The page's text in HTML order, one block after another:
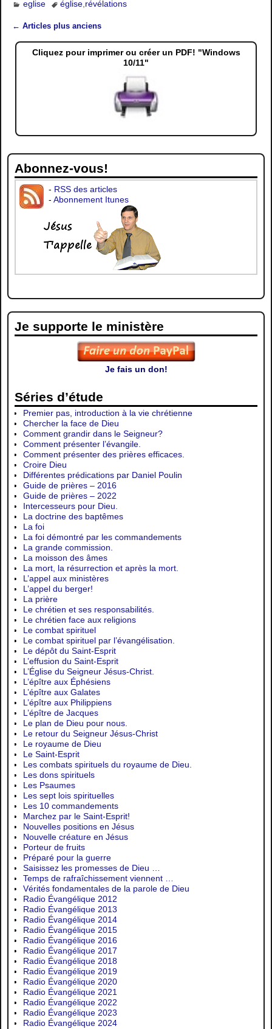
eglise église,révélations
← Articles plus anciens
Cliquez pour imprimer ou créer un PDF! "Windows
10/11"
Abonnez-vous!
- RSS des articles
-Abonnement Itunes
Je supporte le ministère
Je fais un don!
Séries d’étude
Premier pas, introduction à la vie chrétienne
Chercher la face de Dieu
Comment grandir dans le Seigneur?
Comment présenter l’évangile.
Comment présenter des prières efficaces.
Croire Dieu
Différentes prédications par Daniel Poulin
Guide de prières – 2016
Guide de prières – 2022
Intercesseurs pour Dieu.
La doctrine des baptêmes
La foi
La foi démontré par les commandements
La grande commission.
La moisson des âmes
La mort, la résurrection et après la mort.
L’appel aux ministères
L’appel du berger!
La prière
Le chrétien et ses responsabilités.
Le chrétien face aux religions
Le combat spirituel
Le combat spirituel par l’évangélisation.
Le dépôt du Saint-Esprit
L’effusion du Saint-Esprit
L’Église du Seigneur Jésus-Christ.
L’épître aux Éphésiens
L’épître aux Galates
L’épître aux Philippiens
L’épître de Jacques
Le plan de Dieu pour nous.
Le retour du Seigneur Jésus-Christ
Le royaume de Dieu
Le Saint-Esprit
Les combats spirituels du royaume de Dieu.
Les dons spirituels
Les Psaumes
Les sept lois spirituelles
Les 10 commandements
Marchez par le Saint-Esprit!
Nouvelles positions en Jésus
Nouvelle créature en Jésus
Porteur de fruits
Préparé pour la guerre
Saisissez les promesses de Dieu …
Temps de rafraîchissement viennent …
Vérités fondamentales de la parole de Dieu
Radio Évangélique 2012
Radio Évangélique 2013
Radio Évangélique 2014
Radio Évangélique 2015
Radio Évangélique 2016
Radio Évangélique 2017
Radio Évangélique 2018
Radio Évangélique 2019
Radio Évangélique 2020
Radio Évangélique 2021
Radio Évangélique 2022
Radio Évangélique 2023
Radio Évangélique 2024